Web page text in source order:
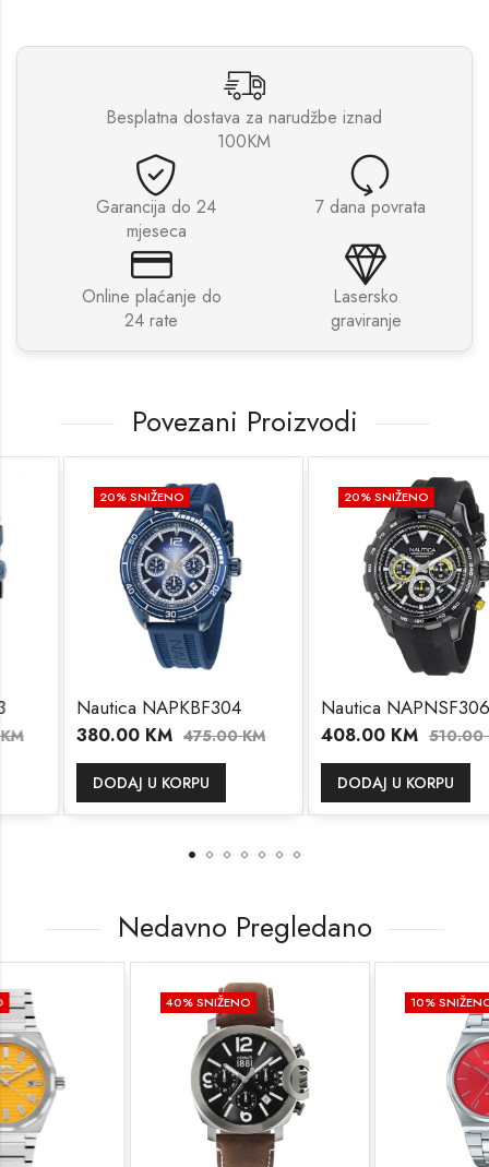
Besplatna dostava za narudžbe iznad
100KM
Garancija do 24
mjeseca
7 dana povrata
Online plaćanje do
24 rate
Lasersko
graviranje
Povezani Proizvodi
% SNIŽENO
Nautica NAPKBF304
380.00KM 475.00KM
DODAJ U KORPU
% SNIŽENO
Nautica NAPNSF306
408.00KM 510.00KM
DODAJ U KORPU
Nedavno Pregledano